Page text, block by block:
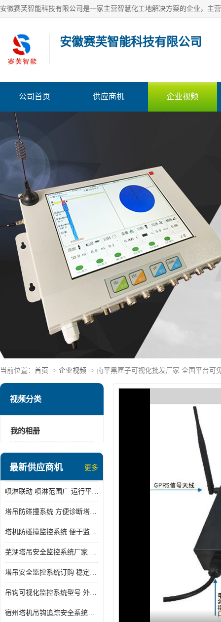
安徽赛芙智能科技有限公司
公司首页 供应商机 企业视频
当前位置： 首页 -> 企业视频 -> 南平黑匣子可视化批发厂家 全国平台可
视频分类
我的相册
最新供应商机 更多
喷淋联动 喷淋范围广 运行平稳 噪音小
塔吊防碰撞系统 方便诊断塔机状态 自动变焦智能化跟踪
塔机防碰撞监控系统 便于监督和管理 主要应用于塔机的实时监控
芜湖塔吊安全监控系统厂家 外观简洁大方 减少盲吊引发的事故
塔吊安全监控系统订购 稳定性高 结构清晰稳定
吊钩可视化监控系统型号 外观简洁大方 信号稳定 抗干扰性强
宿州塔机吊钩追踪安全系统厂家 提高工作效率 结构清晰稳定